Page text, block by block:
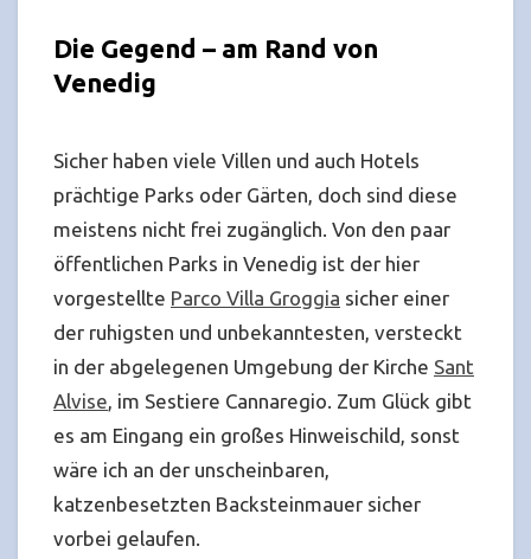
Die Gegend – am Rand von
Venedig
Sicher haben viele Villen und auch Hotels
prächtige Parks oder Gärten, doch sind diese
meistens nicht frei zugänglich. Von den paar
öffentlichen Parks in Venedig ist der hier
vorgestellte Parco Villa Groggia sicher einer
der ruhigsten und unbekanntesten, versteckt
in der abgelegenen Umgebung der Kirche Sant
Alvise , im Sestiere Cannaregio. Zum Glück gibt
es am Eingang ein großes Hinweischild, sonst
wäre ich an der unscheinbaren,
katzenbesetzten Backsteinmauer sicher
vorbei gelaufen.